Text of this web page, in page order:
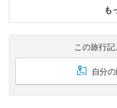
も
この旅行
自分